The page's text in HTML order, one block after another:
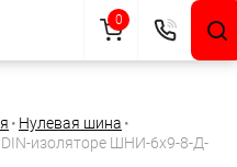
• Нулевая шина •
изоляторе ШНИ-6х9-8-Д-
0